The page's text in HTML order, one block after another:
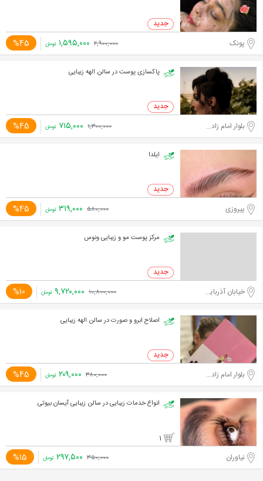
پونک %45 ۲,۹۰۰,۰۰۰ ۱,۵۹۵,۰۰۰ تومان
پاکسازی پوست در سالن الهه زیبایی
بلوار امام زاده حسن %45 ۱,۳۰۰,۰۰۰ ۷۱۵,۰۰۰ تومان
ایلدا
پیروزی %45 ۵۸۰,۰۰۰ ۳۱۹,۰۰۰ تومان
مرکز پوست مو و زیبایی ونوس
خیابان آذربایجان %10 ۱۰,۸۰۰,۰۰۰ ۹,۷۲۰,۰۰۰ تومان
اصلاح ابرو و صورت در سالن الهه زیبایی
بلوار امام زاده حسن %45 ۳۸۰,۰۰۰ ۲۰۹,۰۰۰ تومان
انواع خدمات زیبایی در سالن زیبایی آیسان بیوتی
1
نیاوران %15 ۳۵۰,۰۰۰ ۲۹۷,۵۰۰ تومان